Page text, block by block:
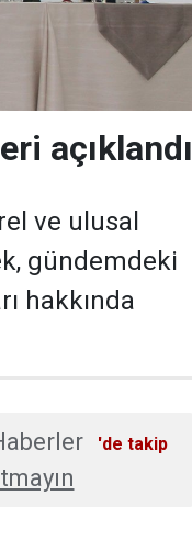
açıklandı
ve ulusal
gündemdeki
hakkında
'de takip